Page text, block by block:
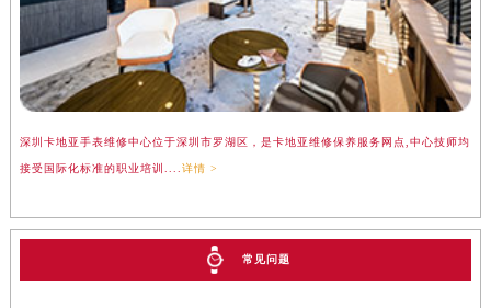
深圳卡地亚手表维修中心位于深圳市罗湖区，是卡地亚维修保养服务网点,中心技师均
接受国际化标准的职业培训.... 详情 >
常见问题
立即预约
提前预约免排队，到店即享服务
预约时间有变无需取消，可随时重新预约